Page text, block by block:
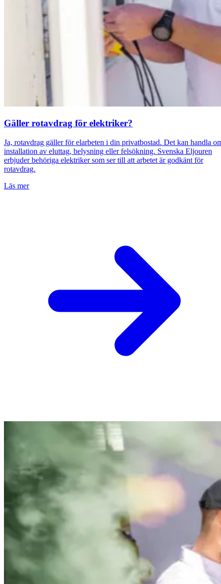
Gäller rotavdrag för elektriker?
Ja, rotavdrag gäller för elarbeten i din privatbostad. Det kan handla
installation av eluttag, belysning eller felsökning. Svenska Eljouren
erbjuder behöriga elektriker som ser till att arbetet är godkänt för
rotavdrag.
Läs mer